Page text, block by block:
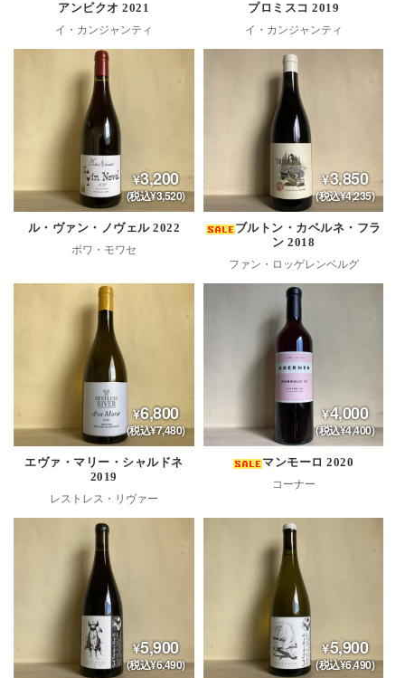
アンビクオ 2021
イ・カンジャンティ
プロミスコ 2019
イ・カンジャンティ
3,200
(税込¥3,520)
ル・ヴァン・ノヴェル 2022
ボワ・モワセ
3,850
(税込¥4,235)
ブルトン・カベルネ・フラ
ン 2018
ファン・ロッゲレンベルグ
6,800
(税込¥7,480)
エヴァ・マリー・シャルドネ
2019
レストレス・リヴァー
4,000
(税込¥4,400)
マンモーロ 2020
コーナー
5,900
(税込¥6,490)
5,900
(税込¥6,490)